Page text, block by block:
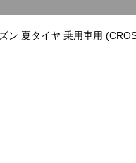
ン 夏タイヤ 乗用車用